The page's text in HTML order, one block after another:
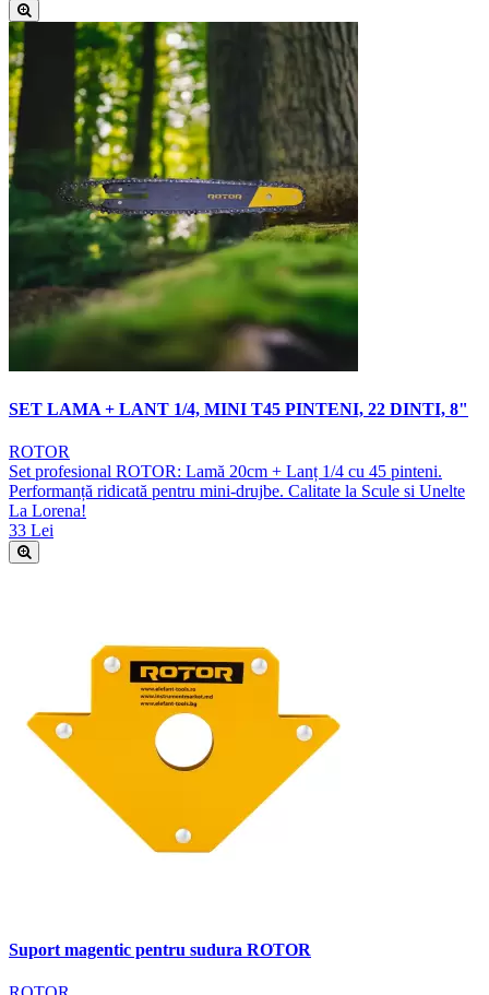
SET LAMA + LANT 1/4, MINI T45 PINTENI, 22 DINTI, 8"
ROTOR
Set profesional ROTOR: Lamă 20cm + Lanț 1/4 cu 45 pinteni.
Performanță ridicată pentru mini-drujbe. Calitate la Scule si Unelte
La Lorena!
33 Lei
Suport magentic pentru sudura ROTOR